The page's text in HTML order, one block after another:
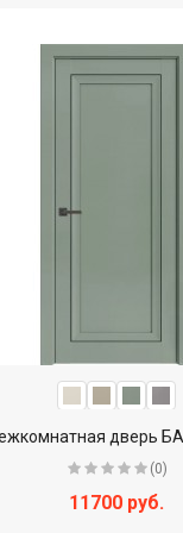
(0)
11700 руб.